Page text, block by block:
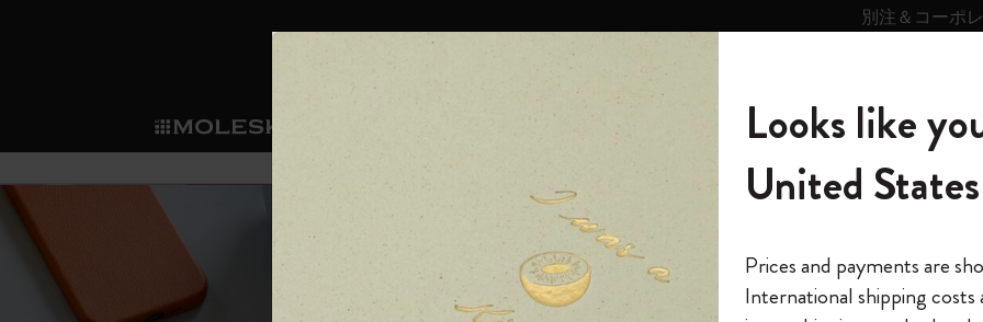
別注＆コーポ
ショ
新商品
ノートブック
ノートブック
The Original Notebook
ミニノートブックチャーム
サブカテゴリ
ダイアリー
パーソナル・ダイアリー
12カ月ダイアリー
すべて見る
スマートライティング・システム
モレスキンスマートスマートとは
モレスキンスマート
Blackwing x モレスキン
Kaweco x モレスキン
Reframe サングラス
ムーミン コレクション
キム・ジョンギコレクション
キム・ジョンギコレクション
Impressions of Impressionism コレクショ
ン
すべて見る
バックパック
限定版バックパック
アートを愛する方への贈り物
プロフェッショナルへの贈り物
ミニマリストへの贈り物
カントリー・テーマ・ピンズ・コレク
ション
プライドをいつも胸に
Mardi Mercredi × モレスキン
すべて見る
スマートライティング・シス
サブカテゴリ
スマートライティング・システム
スマートノートブック
スマートダイアリー
Notes
モレスキン Journal
モレスキン Planner
パーソナライズサ
ービス
サブカテゴリ
カスタムダイアリー
カスタムノートブック
リー
の世界
サブカテゴリ
モレスキンメンバーシップ
我々の歴史
モレスキンのマニフェスト
今すぐメンバー登録
ウェルカムオファー: 次回のご購入時に10% オフと送料無料
通常特典: パーソナライズの2冊ご購入で1冊無料
バースデー特典: 1回限りの割引（1ヶ月有効）
モレスキンの世界
*メールアドレス
6,500円以上のご購入で送料無料
Looks like
United States
Prices and payments are
International shipping costs